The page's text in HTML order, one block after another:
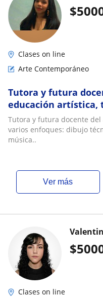
$
Clases on line
Arte Contemporáneo
Tutora y futura
educación artística,
dibujo técnico,
música
Tutora y futura docente
varios enfoques: dibujo
música..
ver más
$
Clases on line